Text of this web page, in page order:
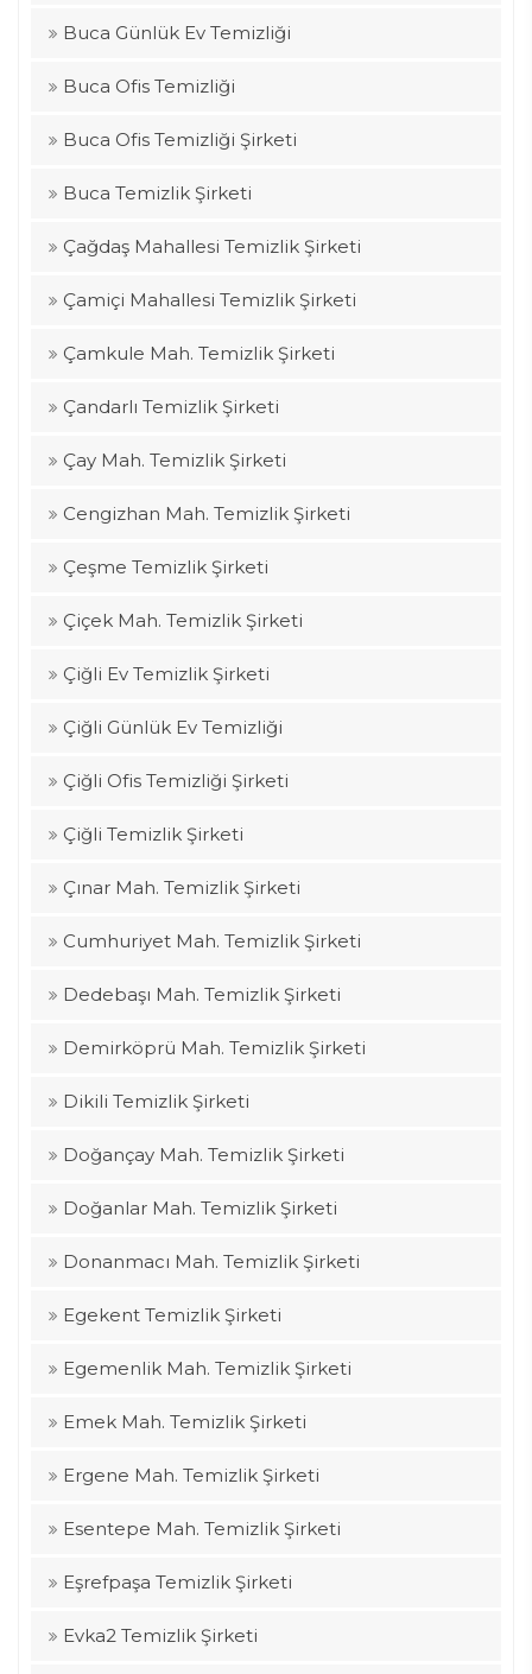
Buca Günlük Ev Temizliği
Buca Ofis Temizliği
Buca Ofis Temizliği Şirketi
Buca Temizlik Şirketi
Çağdaş Mahallesi Temizlik Şirketi
Çamiçi Mahallesi Temizlik Şirketi
Çamkule Mah. Temizlik Şirketi
Çandarlı Temizlik Şirketi
Çay Mah. Temizlik Şirketi
Cengizhan Mah. Temizlik Şirketi
Çeşme Temizlik Şirketi
Çiçek Mah. Temizlik Şirketi
Çiğli Ev Temizlik Şirketi
Çiğli Günlük Ev Temizliği
Çiğli Ofis Temizliği Şirketi
Çiğli Temizlik Şirketi
Çınar Mah. Temizlik Şirketi
Cumhuriyet Mah. Temizlik Şirketi
Dedebaşı Mah. Temizlik Şirketi
Demirköprü Mah. Temizlik Şirketi
Dikili Temizlik Şirketi
Doğançay Mah. Temizlik Şirketi
Doğanlar Mah. Temizlik Şirketi
Donanmacı Mah. Temizlik Şirketi
Egekent Temizlik Şirketi
Egemenlik Mah. Temizlik Şirketi
Emek Mah. Temizlik Şirketi
Ergene Mah. Temizlik Şirketi
Esentepe Mah. Temizlik Şirketi
Eşrefpaşa Temizlik Şirketi
Evka2 Temizlik Şirketi